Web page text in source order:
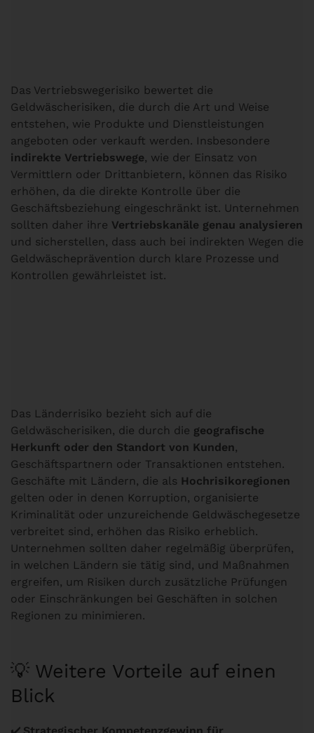
Das Vertriebswegerisiko bewertet die
Geldwäscherisiken, die durch die Art und Weise
entstehen, wie Produkte und Dienstleistungen
angeboten oder verkauft werden. Insbesondere
indirekte Vertriebswege, wie der Einsatz von
Vermittlern oder Drittanbietern, können das Risiko
erhöhen, da die direkte Kontrolle über die
Geschäftsbeziehung eingeschränkt ist. Unternehmen
sollten daher ihre Vertriebskanäle genau analysieren
und sicherstellen, dass auch bei indirekten Wegen die
Geldwäscheprävention durch klare Prozesse und
Kontrollen gewährleistet ist.
Das Länderrisiko bezieht sich auf die
Geldwäscherisiken, die durch die geografische
Herkunft oder den Standort von Kunden,
Geschäftspartnern oder Transaktionen entstehen.
Geschäfte mit Ländern, die als Hochrisikoregionen
gelten oder in denen Korruption, organisierte
Kriminalität oder unzureichende Geldwäschegesetze
verbreitet sind, erhöhen das Risiko erheblich.
Unternehmen sollten daher regelmäßig überprüfen,
in welchen Ländern sie tätig sind, und Maßnahmen
ergreifen, um Risiken durch zusätzliche Prüfungen
oder Einschränkungen bei Geschäften in solchen
Regionen zu minimieren.
💡 Weitere Vorteile auf einen
Blick